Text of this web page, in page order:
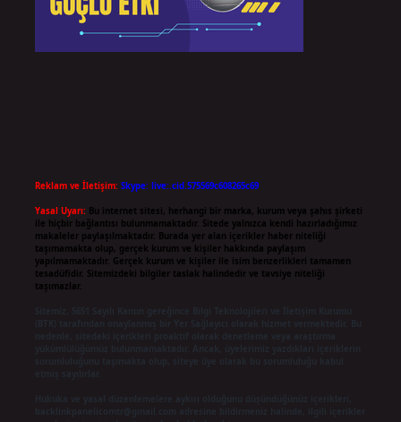
Reklam ve İletişim: Skype: live:.cid.575569c608265c69
Yasal Uyarı: Bu internet sitesi, herhangi bir marka, kurum veya şahıs şirketi
ile hiçbir bağlantısı bulunmamaktadır. Sitede yalnızca kendi hazırladığımız
makaleler paylaşılmaktadır. Burada yer alan içerikler haber niteliği
taşımamakta olup, gerçek kurum ve kişiler hakkında paylaşım
yapılmamaktadır. Gerçek kurum ve kişiler ile isim benzerlikleri tamamen
tesadüfidir. Sitemizdeki bilgiler taslak halindedir ve tavsiye niteliği
taşımazlar.
Sitemiz, 5651 Sayılı Kanun gereğince Bilgi Teknolojileri ve İletişim Kurumu
(BTK) tarafından onaylanmış bir Yer Sağlayıcı olarak hizmet vermektedir. Bu
nedenle, sitedeki içerikleri proaktif olarak denetleme veya araştırma
yükümlülüğümüz bulunmamaktadır. Ancak, üyelerimiz yazdıkları içeriklerin
Hukuka ve yasal düzenlemelere aykırı olduğunu düşündüğünüz içerikleri,